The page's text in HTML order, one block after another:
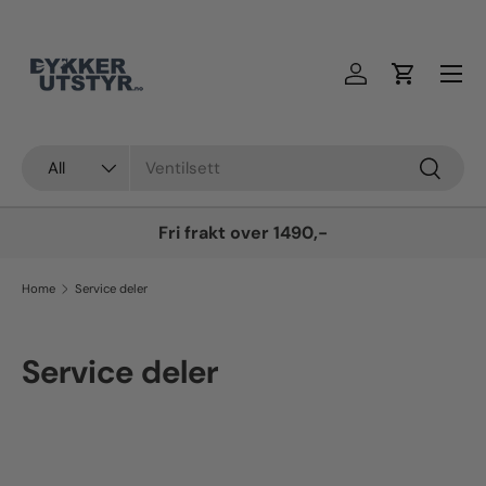
All Søk
Log inCart
Fri frakt over 1490,-
Home Service deler
Service deler